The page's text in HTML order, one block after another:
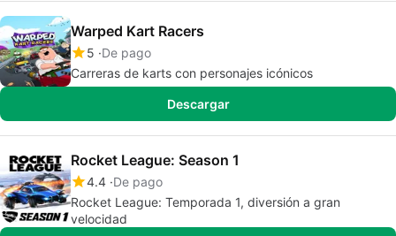
Warped Kart Racers
5 De pago
Carreras de karts con personajes icónicos
Descargar
Rocket League: Season 1
4.4 De pago
Rocket League: Temporada 1, diversión a gran
velocidad